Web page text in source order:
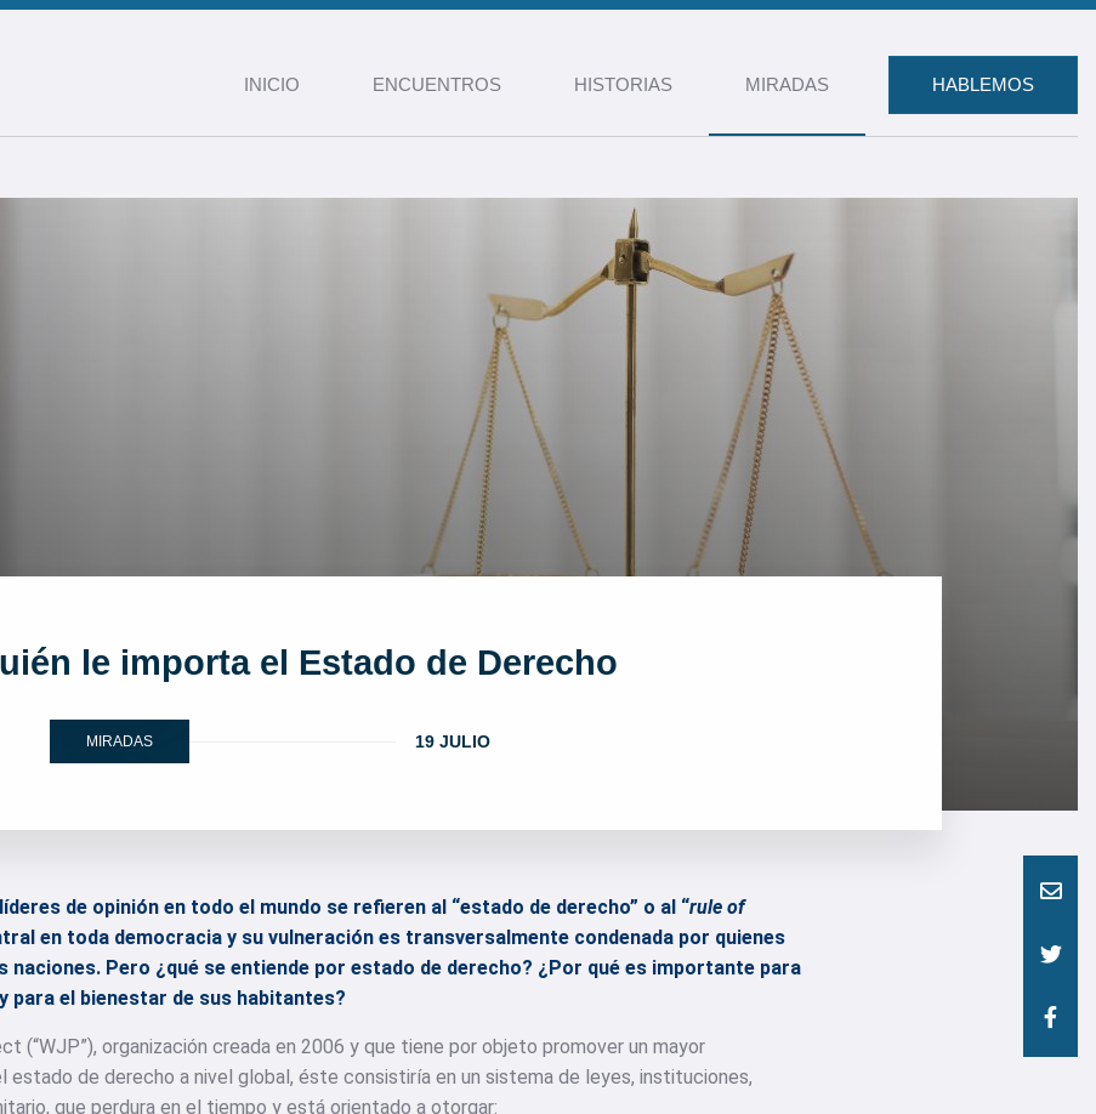
INICIO ENCUENTROS HISTORIAS MIRADAS HABLEMOS
le importa el Estado de Derecho
MIRADAS 19 JULIO
de opinión en todo el mundo se refieren al “estado de derecho” o al “rule of
en toda democracia y su vulneración es transversalmente condenada por quienes
naciones. Pero ¿qué se entiende por estado de derecho? ¿Por qué es importante para
para el bienestar de sus habitantes?
(“WJP”), organización creada en 2006 y que tiene por objeto promover un mayor
estado de derecho a nivel global, éste consistiría en un sistema de leyes, instituciones,
que perdura en el tiempo y está orientado a otorgar: